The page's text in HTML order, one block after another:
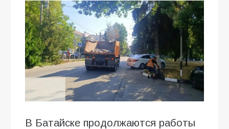
В Батайске продолжаются работы